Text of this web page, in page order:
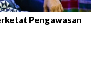
Pengawasan